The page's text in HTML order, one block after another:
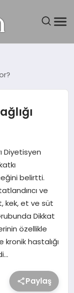
Diyetisyen
belirtti.
ve
kek, et ve süt
Dikkat
özellikle
hastalığı
Paylaş